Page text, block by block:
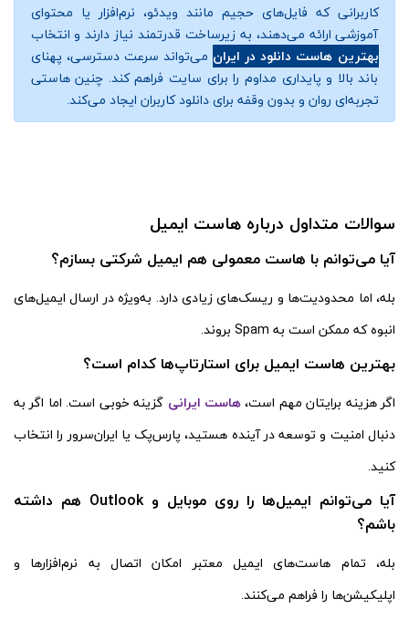
کاربرانی که فایل‌های حجیم مانند ویدئو، نرم‌افزار یا محتوای
آموزشی ارائه می‌دهند، به زیرساخت قدرتمند نیاز دارند و انتخاب
بهترین هاست دانلود در ایران می‌تواند سرعت دسترسی، پهنای
باند بالا و پایداری مداوم را برای سایت فراهم کند. چنین هاستی
تجربه‌ای روان و بدون وقفه برای دانلود کاربران ایجاد می‌کند.
سوالات متداول درباره هاست ایمیل
آیا می‌توانم با هاست معمولی هم ایمیل شرکتی بسازم؟
بله، اما محدودیت‌ها و ریسک‌های زیادی دارد. به‌ویژه در ارسال ایمیل‌های
انبوه که ممکن است به Spam بروند.
بهترین هاست ایمیل برای استارتاپ‌ها کدام است؟
اگر هزینه برایتان مهم است،هاست ایرانی گزینه خوبی است. اما اگر به
دنبال امنیت و توسعه در آینده هستید، پارس‌پک یا ایران‌سرور را انتخاب
کنید.
آیا می‌توانم ایمیل‌ها را روی موبایل و Outlook هم داشته
باشم؟
بله، تمام هاست‌های ایمیل معتبر امکان اتصال به نرم‌افزارها و
اپلیکیشن‌ها را فراهم می‌کنند.